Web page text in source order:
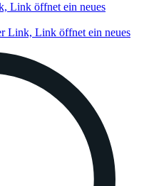
Link öffnet ein neues
Link, Link öffnet ein neues